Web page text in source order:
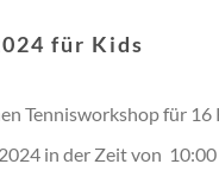
für Kids
Tennisworkshop für
in der Zeit von